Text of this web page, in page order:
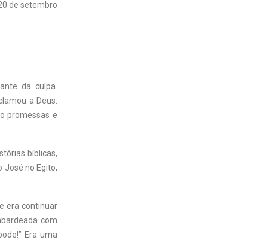
de setembro
da culpa.
a Deus:
promessas e
bíblicas,
José no Egito,
era continuar
com
Era uma